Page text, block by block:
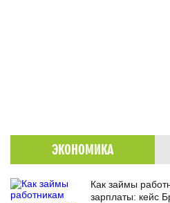
ЭКОНОМИКА
Как займы
зарплаты: кейс